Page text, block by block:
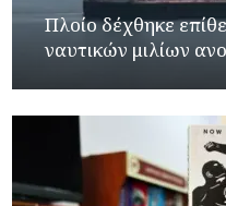
Πλοίο δέχθηκε
ναυτικών μιλίων